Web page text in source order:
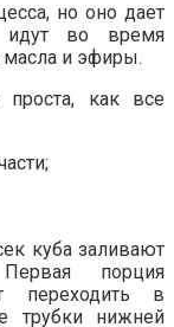
но оно дает
идут во время
масла и эфиры.
проста, как все
куба заливают
порция
переходить в
трубки нижней